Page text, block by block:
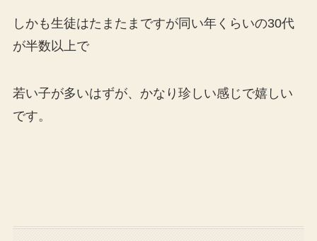
しかも生徒はたまたまですが同い年くらいの30代
が半数以上で
若い子が多いはずが、かなり珍しい感じで嬉しい
です。